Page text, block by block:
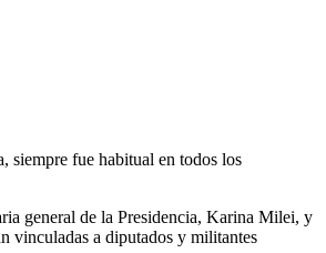
siempre fue habitual en todos los
general de la Presidencia, Karina Milei, y
vinculadas a diputados y militantes